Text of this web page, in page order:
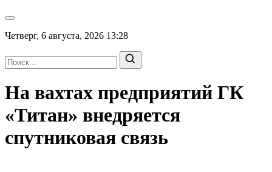
Четверг, 6 августа, 2026 13:28
На вахтах предприятий ГК
«Титан» внедряется
спутниковая связь